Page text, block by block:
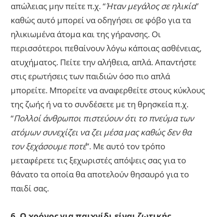
απώλειας μην πείτε π.χ. “Ήταν μεγάλος σε ηλικία”
καθώς αυτό μπορεί να οδηγήσει σε φόβο για τα
ηλικιωμένα άτομα και της γήρανσης. Οι
περισσότεροι πεθαίνουν λόγω κάποιας ασθένειας,
ατυχήματος. Πείτε την αλήθεια, απλά. Απαντήστε
στις ερωτήσεις των παιδιών όσο πιο απλά
μπορείτε. Μπορείτε να αναφερθείτε στους κύκλους
της ζωής ή να το συνδέσετε με τη θρησκεία π.χ.
“Πολλοί άνθρωποι πιστεύουν ότι το πνεύμα των
ατόμων συνεχίζει να ζει μέσα μας καθώς δεν θα
τον ξεχάσουμε ποτέ”. Με αυτό τον τρόπο
μεταφέρετε τις ξεχωριστές απόψεις σας για το
θάνατο τα οποία θα αποτελούν θησαυρό για το
παιδί σας.